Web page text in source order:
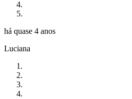
há quase 4 anos
Luciana